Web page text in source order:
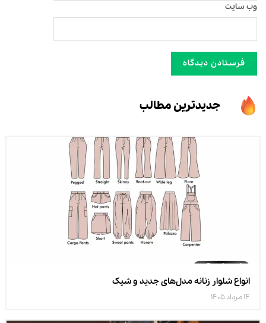
وب‌ سایت
جدیدترین مطالب
انواع شلوار زنانه مدل‌های جدید و شیک
14 مرداد 1405